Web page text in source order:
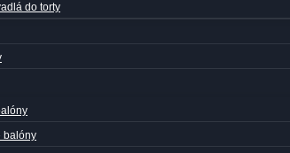
do torty
balóny